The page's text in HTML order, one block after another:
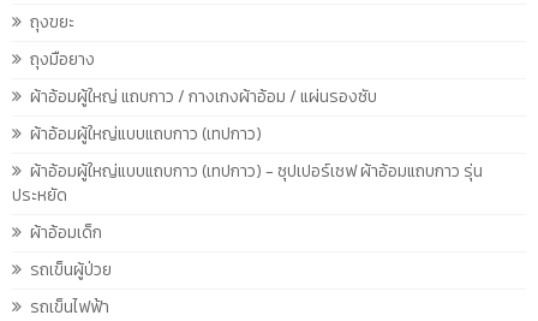
ถุงขยะ
ถุงมือยาง
ผ้าอ้อมผู้ใหญ่ แถบกาว / กางเกงผ้าอ้อม / แผ่นรองซับ
ผ้าอ้อมผู้ใหญ่แบบแถบกาว (เทปกาว)
ผ้าอ้อมผู้ใหญ่แบบแถบกาว (เทปกาว) - ซุปเปอร์เซฟ ผ้าอ้อมแถบกาว รุ่น
ประหยัด
ผ้าอ้อมเด็ก
รถเข็นผู้ป่วย
รถเข็นไฟฟ้า